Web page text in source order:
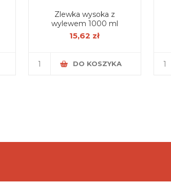
Zlewka wysoka z
wylewem 1000 ml
15,62 zł
DO KOSZYKA